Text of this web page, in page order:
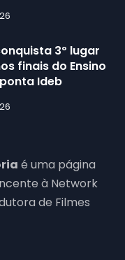
3º lugar
finais do Ensino
Ideb
é uma página
à Network
de Filmes